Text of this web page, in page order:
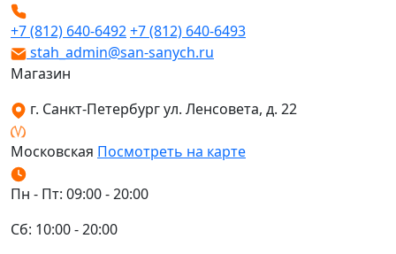
+7 (812) 640-6492+7 (812) 640-6493
stah_admin@san-sanych.ru
Магазин
г. Санкт-Петербург ул. Ленсовета, д. 22
Московская Посмотреть на карте
Пн - Пт: 09:00 - 20:00
Сб: 10:00 - 20:00